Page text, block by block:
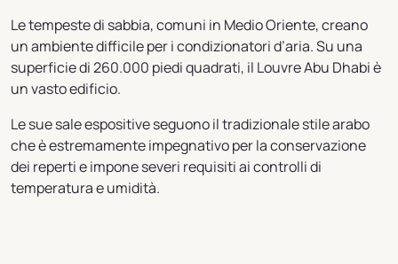
Le tempeste di sabbia, comuni in Medio Oriente, creano
un ambiente difficile per i condizionatori d’aria. Su una
superficie di 260.000 piedi quadrati, il Louvre Abu Dhabi è
un vasto edificio.
Le sue sale espositive seguono il tradizionale stile arabo
che è estremamente impegnativo per la conservazione
dei reperti e impone severi requisiti ai controlli di
temperatura e umidità.